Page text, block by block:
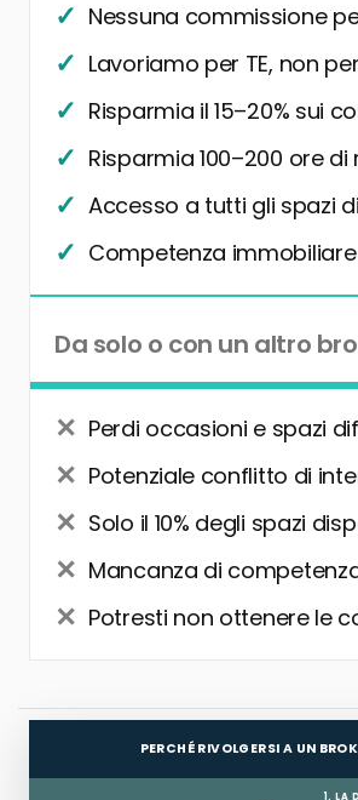
Nessuna commissione
Lavoriamo per TE, non
Risparmia il 15–20% sui
Risparmia 100–200 ore di
Accesso a tutti gli spazi
Competenza
Da solo o con un altro
Perdi occasioni e spazi
Potenziale conflitto di
Solo il 10% degli spazi
Mancanza di
Potresti non ottenere le
PERCHÉ RIVOLGERSI A UN
1. LA